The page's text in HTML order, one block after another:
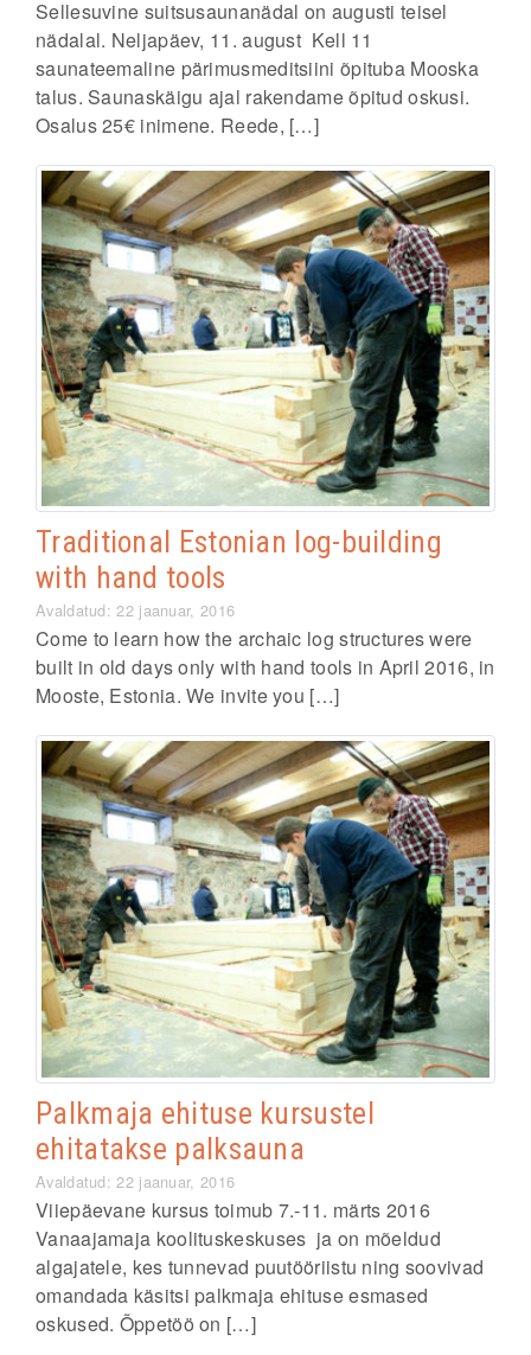
Sellesuvine suitsusaunanädal on augusti teisel
nädalal. Neljapäev, 11. august Kell 11
saunateemaline pärimusmeditsiini õpituba Mooska
talus. Saunaskäigu ajal rakendame õpitud oskusi.
Osalus 25€ inimene. Reede, […]
Traditional Estonian log-building
with hand tools
Avaldatud: 22 jaanuar, 2016
Come to learn how the archaic log structures were
built in old days only with hand tools in April 2016, in
Mooste, Estonia. We invite you […]
Palkmaja ehituse kursustel
ehitatakse palksauna
Avaldatud: 22 jaanuar, 2016
Viiepäevane kursus toimub 7.-11. märts 2016
Vanaajamaja koolituskeskuses ja on mõeldud
algajatele, kes tunnevad puutööriistu ning soovivad
omandada käsitsi palkmaja ehituse esmased
oskused. Õppetöö on […]